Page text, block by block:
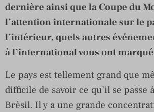
dernière ainsi que la Coupe du
l’attention internationale sur le
l’intérieur, quels autres
à l’international vous ont
Le pays est tellement grand que
difficile de savoir ce qu’il se passe
Brésil. Il y a une grande